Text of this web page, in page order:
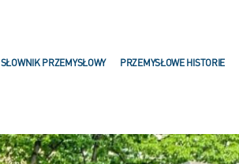
SŁOWNIK PRZEMYSŁOWY PRZEMYSŁOWE HISTORIE